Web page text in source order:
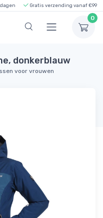
Gratis verzending vanaf €99
0
donkerblauw
voor vrouwen